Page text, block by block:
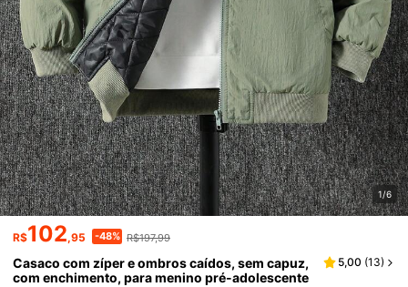
1/6
R$102,95 -48% R$197,99
Casaco com zíper e ombros caídos, sem capuz,
com enchimento, para menino pré-adolescente
5,00 (13)